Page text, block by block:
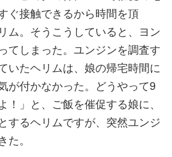
ぐ接触できるから時間を頂
ム。そうこうしていると、ヨン
てしまった。ユンジンを調査す
いたヘリムは、娘の帰宅時間に
が付かなかった。どうやって9
！」と、ご飯を催促する娘に、
するヘリムですが、突然ユンジ
。